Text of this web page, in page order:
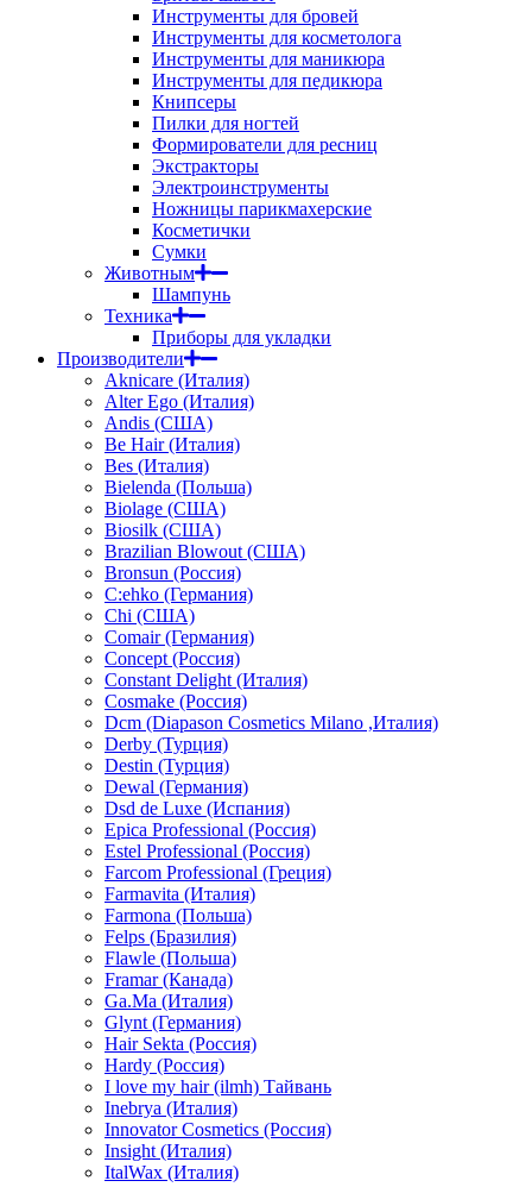
Инструменты для бровей
Инструменты для косметолога
Инструменты для маникюра
Инструменты для педикюра
Книпсеры
Пилки для ногтей
Формирователи для ресниц
Экстракторы
Электроинструменты
Ножницы парикмахерские
Косметички
Сумки
Животным
Шампунь
Техника
Приборы для укладки
Производители
Aknicare (Италия)
Alter Ego (Италия)
Andis (США)
Be Hair (Италия)
Bes (Италия)
Bielenda (Польша)
Biolage (США)
Biosilk (США)
Brazilian Blowout (США)
Bronsun (Россия)
C:ehko (Германия)
Chi (США)
Comair (Германия)
Concept (Россия)
Constant Delight (Италия)
Cosmake (Россия)
Dcm (Diapason Cosmetics Milano ,Италия)
Derby (Турция)
Destin (Турция)
Dewal (Германия)
Dsd de Luxe (Испания)
Epica Professional (Россия)
Estel Professional (Россия)
Farcom Professional (Греция)
Farmavita (Италия)
Farmona (Польша)
Felps (Бразилия)
Flawle (Польша)
Framar (Канада)
Ga.Ma (Италия)
Glynt (Германия)
Hair Sekta (Россия)
Hardy (Россия)
I love my hair (ilmh) Тайвань
Inebrya (Италия)
Innovator Cosmetics (Россия)
Insight (Италия)
ItalWax (Италия)